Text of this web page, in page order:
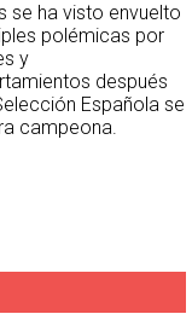
se ha visto envuelto
polémicas por
y
después
Española se
campeona.